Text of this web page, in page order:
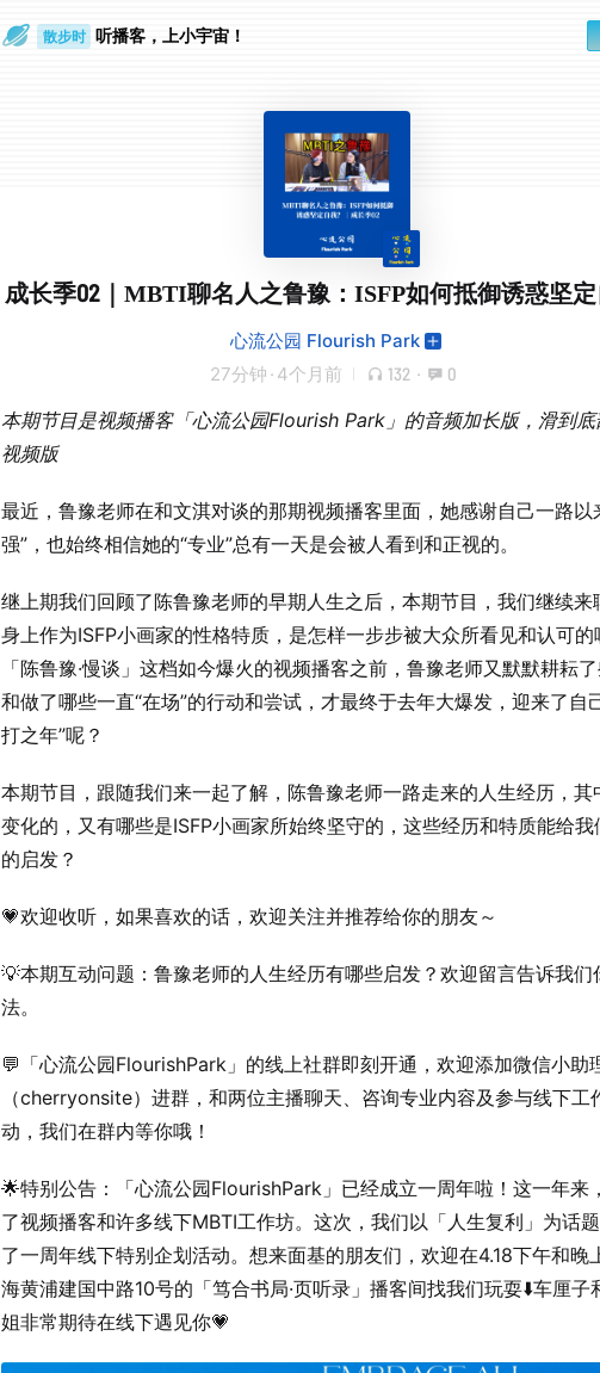
通勤路上 听播客，上小宇宙！
成长季02｜MBTI聊名人之鲁豫：ISFP如何抵御诱惑坚定
心流公园 Flourish Park
27分钟 · 4个月前 132 · 0
本期节目是视频播客「心流公园Flourish Park」的音频加长版，滑到底
视频版
最近，鲁豫老师在和文淇对谈的那期视频播客里面，她感谢自己一路以
强”，也始终相信她的“专业”总有一天是会被人看到和正视的。
继上期我们回顾了陈鲁豫老师的早期人生之后，本期节目，我们继续来
身上作为ISFP小画家的性格特质，是怎样一步步被大众所看见和认可的
「陈鲁豫·慢谈」这档如今爆火的视频播客之前，鲁豫老师又默默耕耘
和做了哪些一直“在场”的行动和尝试，才最终于去年大爆发，迎来了自
打之年”呢？
本期节目，跟随我们来一起了解，陈鲁豫老师一路走来的人生经历，其
变化的，又有哪些是ISFP小画家所始终坚守的，这些经历和特质能给我
的启发？
💗欢迎收听，如果喜欢的话，欢迎关注并推荐给你的朋友～
💡本期互动问题：鲁豫老师的人生经历有哪些启发？欢迎留言告诉我们
法。
💬「心流公园FlourishPark」的线上社群即刻开通，欢迎添加微信小助
（cherryonsite）进群，和两位主播聊天、咨询专业内容及参与线下工
动，我们在群内等你哦！
🌟特别公告：「心流公园FlourishPark」已经成立一周年啦！这一年来
了视频播客和许多线下MBTI工作坊。这次，我们以「人生复利」为话
了一周年线下特别企划活动。想来面基的朋友们，欢迎在4.18下午和晚
海黄浦建国中路10号的「笃合书局·页听录」播客间找我们玩耍⬇️车厘子
姐非常期待在线下遇见你💗